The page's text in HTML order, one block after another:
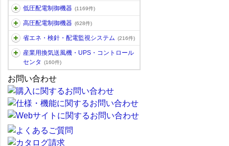
低圧配電制御機器 (1169件)
高圧配電制御機器 (628件)
省エネ・検針・配電監視システム (216件)
産業用換気送風機・UPS・コントロール
センタ
(160件)
お問い合わせ